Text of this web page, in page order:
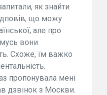
як знайти
що можу
але про
вони
Схоже, їм важко
пропонувала мені
дзвінок з Москви.